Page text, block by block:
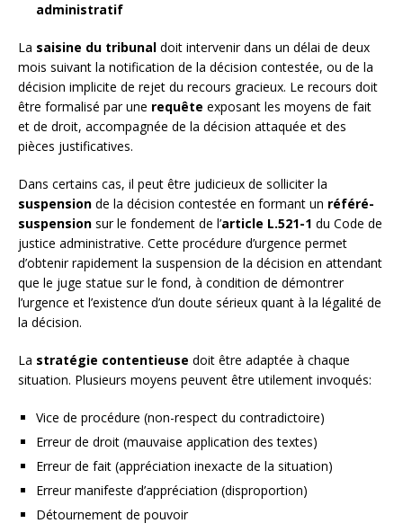
administratif
La saisine du tribunal doit intervenir dans un délai de deux
mois suivant la notification de la décision contestée, ou de la
décision implicite de rejet du recours gracieux. Le recours doit
être formalisé par une requête exposant les moyens de fait
et de droit, accompagnée de la décision attaquée et des
pièces justificatives.
Dans certains cas, il peut être judicieux de solliciter la
suspension de la décision contestée en formant un référé-
suspension sur le fondement de l’article L.521-1 du Code de
justice administrative. Cette procédure d’urgence permet
d’obtenir rapidement la suspension de la décision en attendant
que le juge statue sur le fond, à condition de démontrer
l’urgence et l’existence d’un doute sérieux quant à la légalité de
la décision.
La stratégie contentieuse doit être adaptée à chaque
situation. Plusieurs moyens peuvent être utilement invoqués:
Vice de procédure (non-respect du contradictoire)
Erreur de droit (mauvaise application des textes)
Erreur de fait (appréciation inexacte de la situation)
Erreur manifeste d’appréciation (disproportion)
Détournement de pouvoir